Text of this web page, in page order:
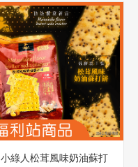
小綠人松茸風味奶油蘇打